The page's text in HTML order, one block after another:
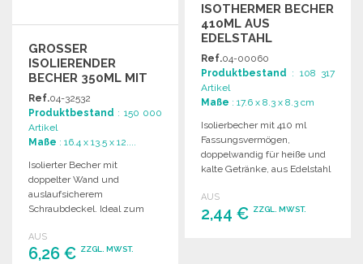
GROSSER I
SOLIERENDER B
ECHER 350ML MIT A
USLAUFSCHUTZ
Ref.04-32532
Produktbestand : 150 000
Artikel
Maße : 16.4 x 13.5 x 12....
Isolierter Becher mit
doppelter Wand und
auslaufsicherem
Schraubdeckel. Ideal zum
Geschenkbox geliefert. Maße:
13,5 x 16,4 x 12,8 cm.
AUS
6,26 € ZZGL. MWST.
ISOTHERMER BECHER
410ML AUS
EDELSTAHL
Ref.04-00060
Produktbestand : 108 317
Artikel
Maße : 17.6 x 8.3 x 8.3 cm
Isolierbecher mit 410 ml
Fassungsvermögen,
doppelwandig für heiße und
kalte Getränke, aus Edelstahl
zu reinigen.
AUS
2,44 € ZZGL. MWST.